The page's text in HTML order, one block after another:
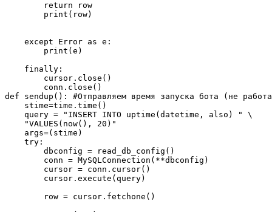
        return row
        print(row)
    except Error as e:
        print(e)
    finally:
        cursor.close()
        conn.close()
def sendup(): #Отправляем время запуска бота (не
    stime=time.time()
    query = "INSERT INTO uptime(datetime, also) " \
    "VALUES(now(), 20)"
    args=(stime)
    try:
        dbconfig = read_db_config()
        conn = MySQLConnection(**dbconfig)
        cursor = conn.cursor()
        cursor.execute(query)
        row = cursor.fetchone()